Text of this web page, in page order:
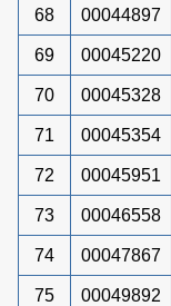
68 00044897
69 00045220
70 00045328
71 00045354
72 00045951
73 00046558
74 00047867
75 00049892